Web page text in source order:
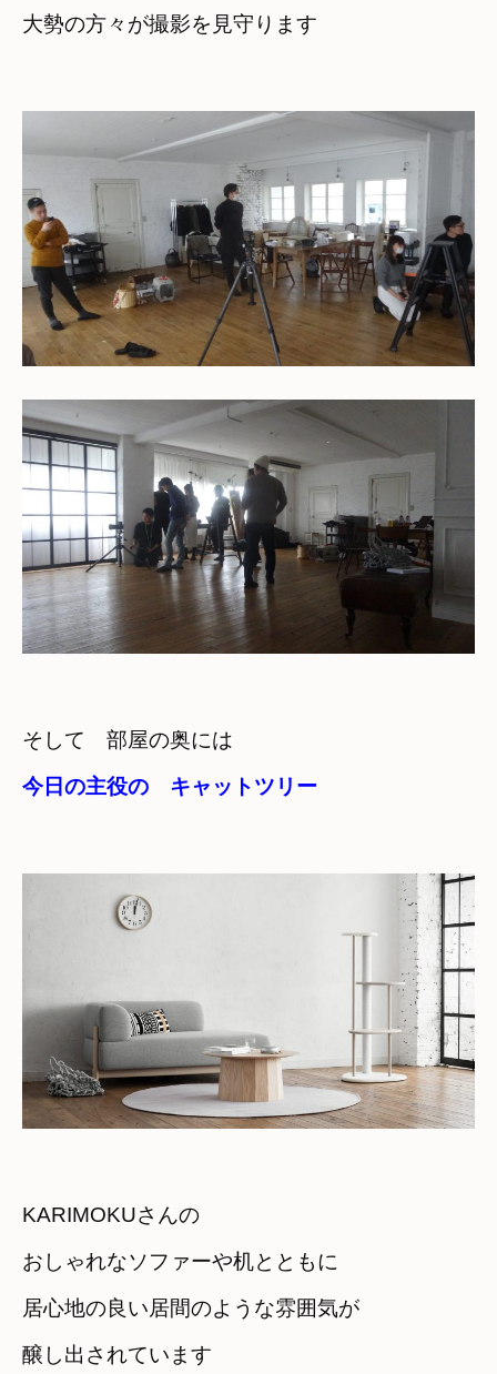
大勢の方々が撮影を見守ります
そして　部屋の奥には
今日の主役の　キャットツリー
KARIMOKUさんの
おしゃれなソファーや机とともに
居心地の良い居間のような雰囲気が
醸し出されています